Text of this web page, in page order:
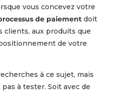
vous concevez votre
de paiementdoit
clients, aux produits que
de votre
à ce sujet, mais
à tester. Soit avec de